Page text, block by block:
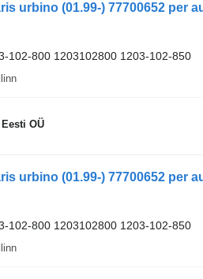
urbino (01.99-) 77700652 per
102-800 1203102800 1203-102-850
OÜ
urbino (01.99-) 77700652 per
102-800 1203102800 1203-102-850